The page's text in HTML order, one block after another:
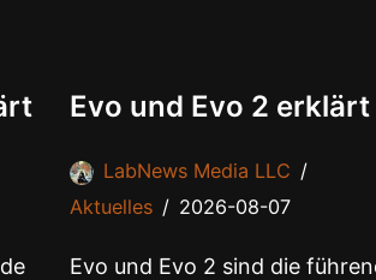
Evo und Evo 2 erklärt
LabNews Media LLC
Aktuelles
2026-08-07
Evo und Evo 2 sind die